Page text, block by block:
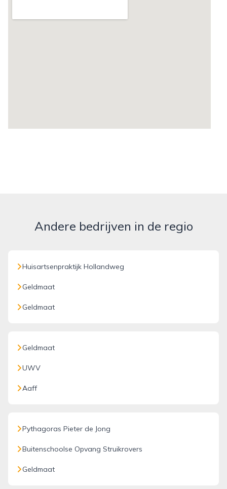
Andere bedrijven in de regio
Huisartsenpraktijk Hollandweg
Geldmaat
Geldmaat
Geldmaat
UWV
Aaff
Pythagoras Pieter de Jong
Buitenschoolse Opvang Struikrovers
Geldmaat